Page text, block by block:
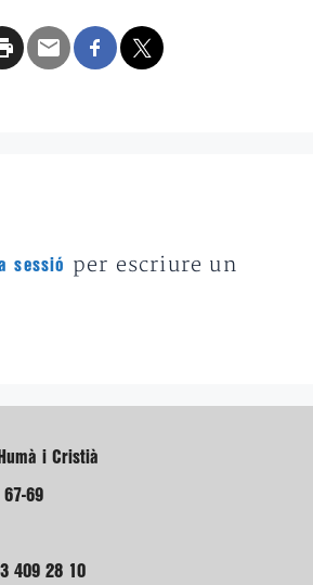
sessió
per escriure un
i Cristià
67-69
409 28 10